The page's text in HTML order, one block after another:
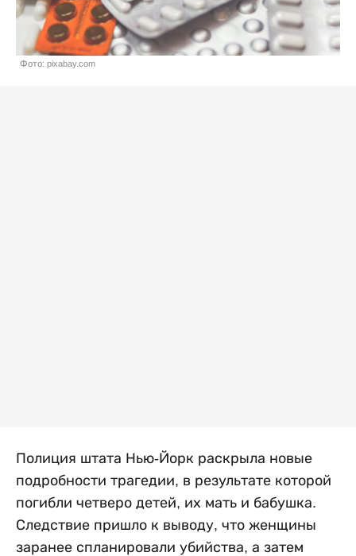
Фото: pixabay.com
Полиция штата Нью-Йорк раскрыла новые
подробности трагедии, в результате которой
погибли четверо детей, их мать и бабушка.
Следствие пришло к выводу, что женщины
заранее спланировали убийства, а затем